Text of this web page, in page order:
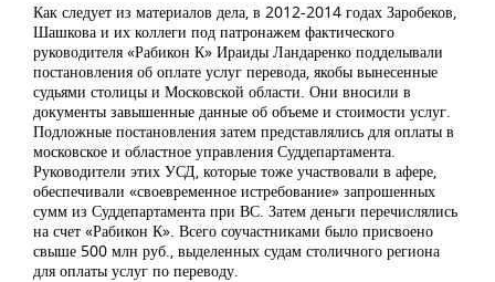
Как следует из материалов дела, в 2012-2014 годах Заробеков,
Шашкова и их коллеги под патронажем фактического
руководителя «Рабикон К» Ираиды Ландаренко подделывали
постановления об оплате услуг перевода, якобы вынесенные
судьями столицы и Московской области. Они вносили в
документы завышенные данные об объеме и стоимости услуг.
Подложные постановления затем представлялись для оплаты в
московское и областное управления Суддепартамента.
Руководители этих УСД, которые тоже участвовали в афере,
обеспечивали «своевременное истребование» запрошенных
сумм из Суддепартамента при ВС. Затем деньги перечислялись
на счет «Рабикон К». Всего соучастниками было присвоено
свыше 500 млн руб., выделенных судам столичного региона
для оплаты услуг по переводу.